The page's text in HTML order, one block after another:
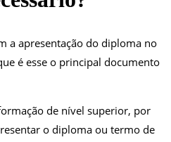
a apresentação do diploma no
é esse o principal documento
de nível superior, por
o diploma ou termo de